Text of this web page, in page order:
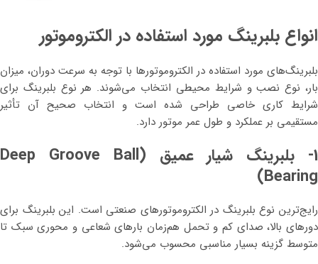
انواع بلبرینگ مورد استفاده در الکتروموتور
بلبرینگ‌های مورد استفاده در الکتروموتورها با توجه به سرعت دوران، میزان
بار، نوع نصب و شرایط محیطی انتخاب می‌شوند. هر نوع بلبرینگ برای
شرایط کاری خاصی طراحی شده است و انتخاب صحیح آن تأثیر
مستقیمی بر عملکرد و طول عمر موتور دارد.
1- بلبرینگ شیار عمیق (Deep Groove Ball
Bearing)
رایج‌ترین نوع بلبرینگ در الکتروموتورهای صنعتی است. این بلبرینگ برای
دورهای بالا، صدای کم و تحمل هم‌زمان بارهای شعاعی و محوری سبک تا
متوسط گزینه بسیار مناسبی محسوب می‌شود.